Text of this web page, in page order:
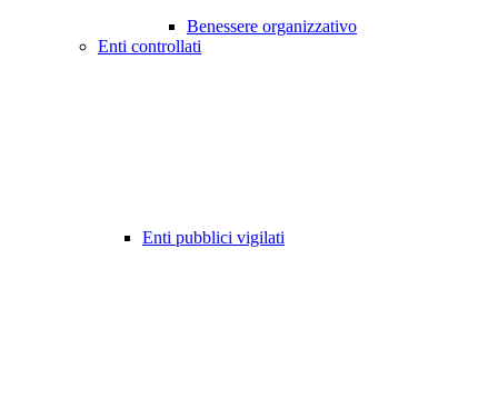
Benessere organizzativo
Enti controllati
Enti pubblici vigilati